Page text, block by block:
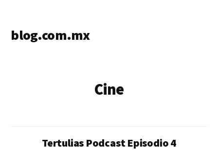
blog.com.mx
Cine
Tertulias Podcast Episodio 4